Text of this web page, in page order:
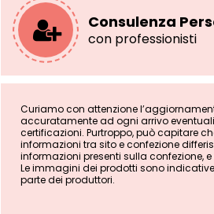
Consulenza
con professionisti
Curiamo con attenzione
accuratamente ad ogni arrivo
certificazioni. Purtroppo, può capitare
informazioni tra sito e confezione
informazioni presenti sulla confezione,
Le immagini dei prodotti sono
parte dei produttori.